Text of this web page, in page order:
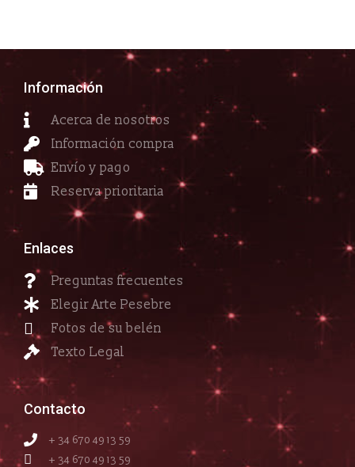
Información
Acerca de nosotros
Información compra
Envío y pago
Reserva prioritaria
Enlaces
Preguntas frecuentes
Elegir Arte Pesebre
Fotos de su belén
Texto Legal
Contacto
+ 34 670 49 13 59
+ 34 670 49 13 59